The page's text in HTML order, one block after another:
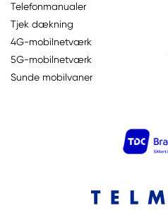
Telefonmanualer
Tjek dækning
4G-mobilnetværk
5G-mobilnetværk
Sunde mobilvaner